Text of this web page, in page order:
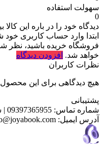
سهولت استفاده
0
دیدگاه خود را در باره این کالا
ابتدا وارد حساب کاربری خود
فروشگاه خریده باشید، نظر
خواهد شد. افزودن دیدگاه
نظرات کاربران
هیچ دیدگاهی برای این
پشتیبانی
شماره تماس: 09397365955
|
آدرس ایمیل: